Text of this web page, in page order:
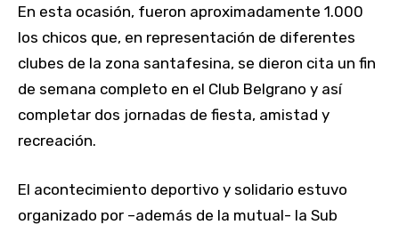
En esta ocasión, fueron aproximadamente 1.000
los chicos que, en representación de diferentes
clubes de la zona santafesina, se dieron cita un fin
de semana completo en el Club Belgrano y así
completar dos jornadas de fiesta, amistad y
recreación.
El acontecimiento deportivo y solidario estuvo
organizado por –además de la mutual- la Sub